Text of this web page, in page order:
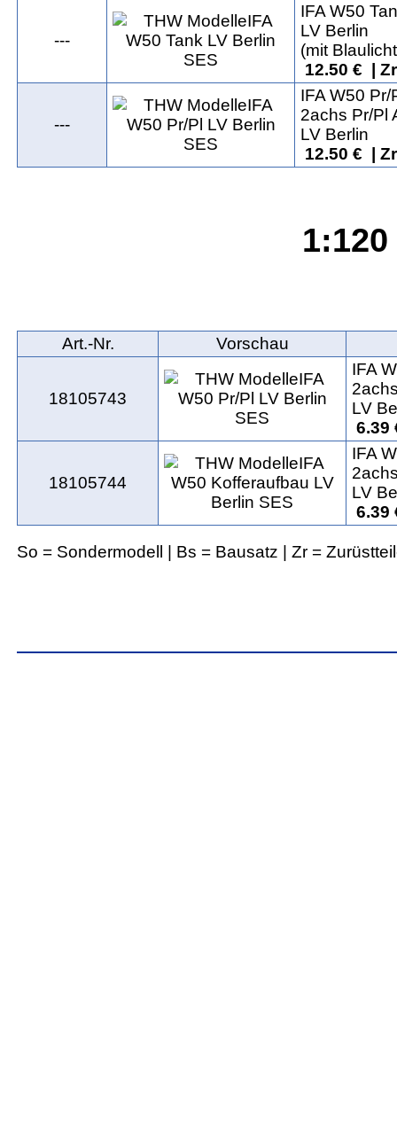
---
IFA W50
LV Berlin
(mit
12.50 € |
---
IFA W50 Pr/
2achs Pr/Pl
LV Berlin
12.50 € |
Art.‑Nr. Vorschau
18105743
IFA
LV
6.39
18105744
IFA
LV
6.39
So = Sondermodell | Bs = Bausatz | Zr =